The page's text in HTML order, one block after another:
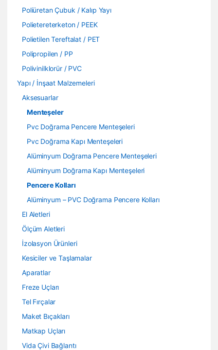
Poliüretan Çubuk / Kalıp Yayı
Polietereterketon / PEEK
Polietilen Tereftalat / PET
Polipropilen / PP
Polivinilklorür / PVC
Yapı / İnşaat Malzemeleri
Aksesuarlar
Menteşeler
Pvc Doğrama Pencere Menteşeleri
Pvc Doğrama Kapı Menteşeleri
Alüminyum Doğrama Pencere Menteşeleri
Alüminyum Doğrama Kapı Menteşeleri
Pencere Kolları
Alüminyum – PVC Doğrama Pencere Kolları
El Aletleri
Ölçüm Aletleri
İzolasyon Ürünleri
Kesiciler ve Taşlamalar
Aparatlar
Freze Uçları
Tel Fırçalar
Maket Bıçakları
Matkap Uçları
Vida Çivi Bağlantı